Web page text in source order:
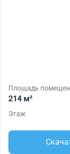
Площадь
214 м²
Этаж